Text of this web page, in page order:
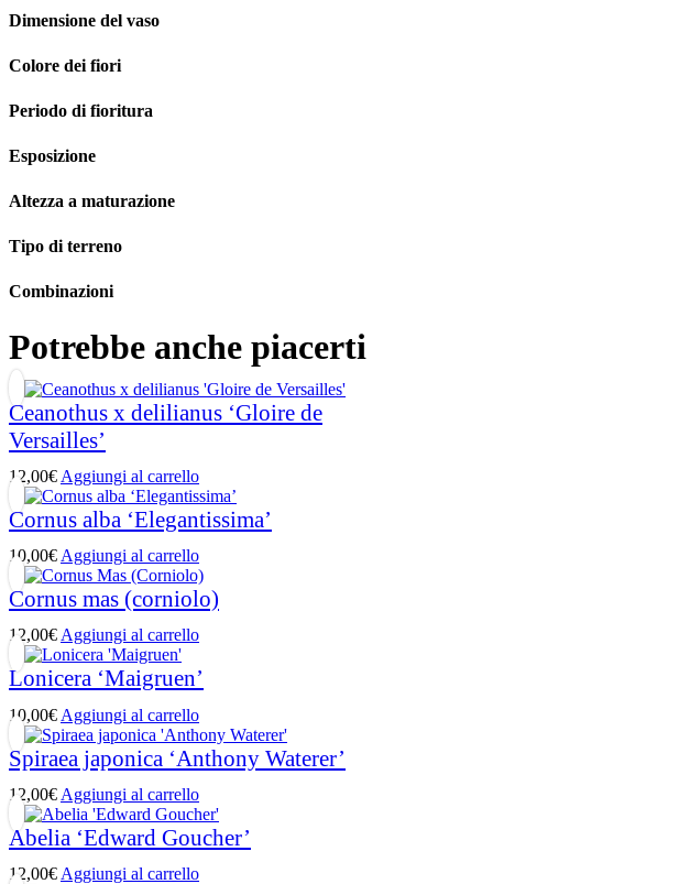
Dimensione del vaso
Colore dei fiori
Periodo di fioritura
Esposizione
Altezza a maturazione
Tipo di terreno
Combinazioni
Potrebbe anche piacerti
Ceanothus x delilianus ‘Gloire de
Versailles’
12,00€ Aggiungi al carrello
Cornus alba ‘Elegantissima’
10,00€ Aggiungi al carrello
Cornus mas (corniolo)
12,00€ Aggiungi al carrello
Lonicera ‘Maigruen’
10,00€ Aggiungi al carrello
Spiraea japonica ‘Anthony Waterer’
12,00€ Aggiungi al carrello
Abelia ‘Edward Goucher’
12,00€ Aggiungi al carrello